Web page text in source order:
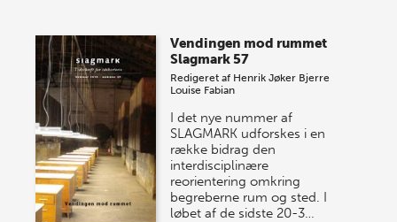
Vendingen mod rummet
Slagmark 57
Redigeret af Henrik Jøker Bjerre
Louise Fabian
I det nye nummer af
SLAGMARK udforskes i en
række bidrag den
interdisciplinære
reorientering omkring
begreberne rum og sted. I
løbet af de sidste 20-3…